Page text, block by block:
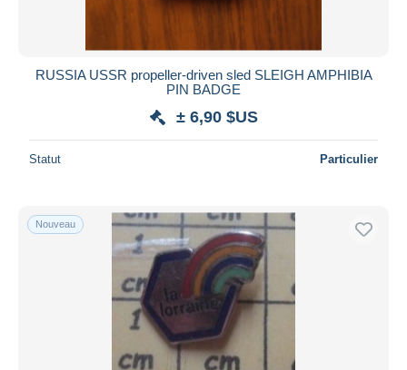
RUSSIA USSR propeller-driven sled SLEIGH AMPHIBIA
PIN BADGE
± 6,90 $US
Statut Particulier
Nouveau